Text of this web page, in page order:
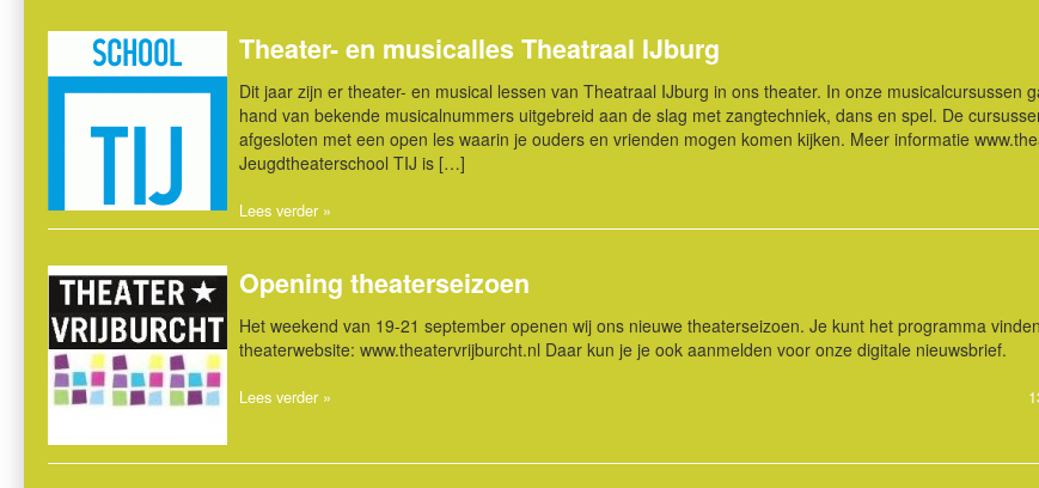
Theater- en musicalles Theatraal IJburg
Dit jaar zijn er theater- en musical lessen van Theatraal IJburg in ons theater. In onze musicalcursussen
hand van bekende musicalnummers uitgebreid aan de slag met zangtechniek, dans en spel. De
afgesloten met een open les waarin je ouders en vrienden mogen komen kijken. Meer informatie
Jeugdtheaterschool TIJ is […]
Lees verder »
Opening theaterseizoen
Het weekend van 19-21 september openen wij ons nieuwe theaterseizoen. Je kunt het programma
theaterwebsite: www.theatervrijburcht.nl Daar kun je je ook aanmelden voor onze digitale nieuwsbrief.
Lees verder »